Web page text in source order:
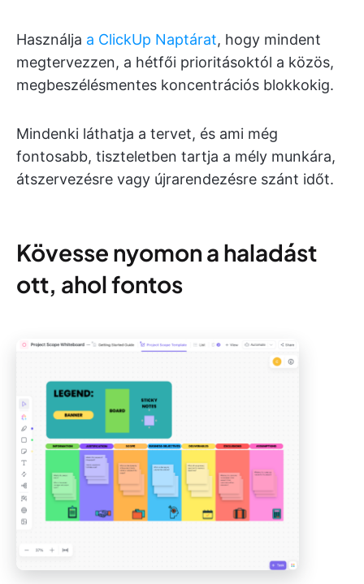
Használja a ClickUp Naptárat, hogy mindent
megtervezzen, a hétfői prioritásoktól a közös,
megbeszélésmentes koncentrációs blokkokig.
Mindenki láthatja a tervet, és ami még
fontosabb, tiszteletben tartja a mély munkára,
átszervezésre vagy újrarendezésre szánt időt.
Kövesse nyomon a haladást
ott, ahol fontos